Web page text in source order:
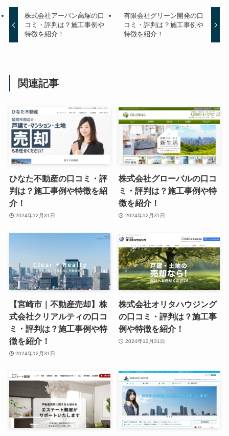
株式会社アーバン高塚の口
コミ・評判は？施工事例や
特徴を紹介！
有限会社グリーン開発の口
コミ・評判は？施工事例や
特徴を紹介！
関連記事
ひなた不動産の口コミ・評
判は？施工事例や特徴を紹
介！
2024年12月31日
株式会社グローバルの口コ
ミ・評判は？施工事例や特
徴を紹介！
2024年12月31日
【宮崎市｜不動産売却】株
式会社クリアルティの口コ
ミ・評判は？施工事例や特
徴を紹介！
2024年12月31日
株式会社オリタハウジング
の口コミ・評判は？施工事
例や特徴を紹介！
2024年12月31日